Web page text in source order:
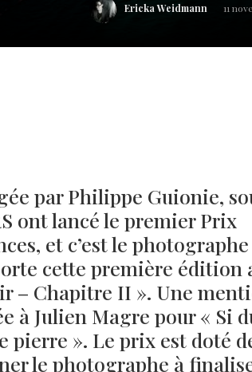
Ericka Weidmann 11
par Philippe Guionie,
ont lancé le premier Prix
et c’est le photographe
cette première édition
– Chapitre II ». Une
à Julien Magre pour « Si
pierre ». Le prix est doté
le photographe à
Né un 2 juillet : André Kertész
Né